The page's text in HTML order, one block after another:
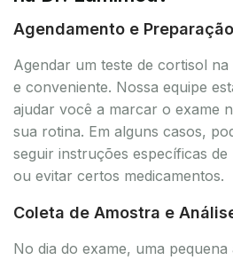
Agendamento e Preparação
Agendar um teste de cortisol na
e conveniente. Nossa equipe
ajudar você a marcar o exame
sua rotina. Em alguns casos,
seguir instruções específicas
ou evitar certos medicamentos.
Coleta de Amostra e
No dia do exame, uma